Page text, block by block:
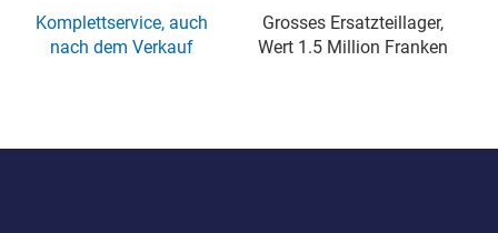
Komplettservice, auch
nach dem Verkauf
Grosses Ersatzteillager,
Wert 1.5 Million Franken